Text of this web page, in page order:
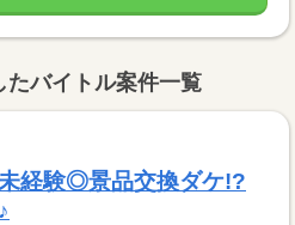
たバイトル案件一覧
未経験◎景品交換ダケ!?